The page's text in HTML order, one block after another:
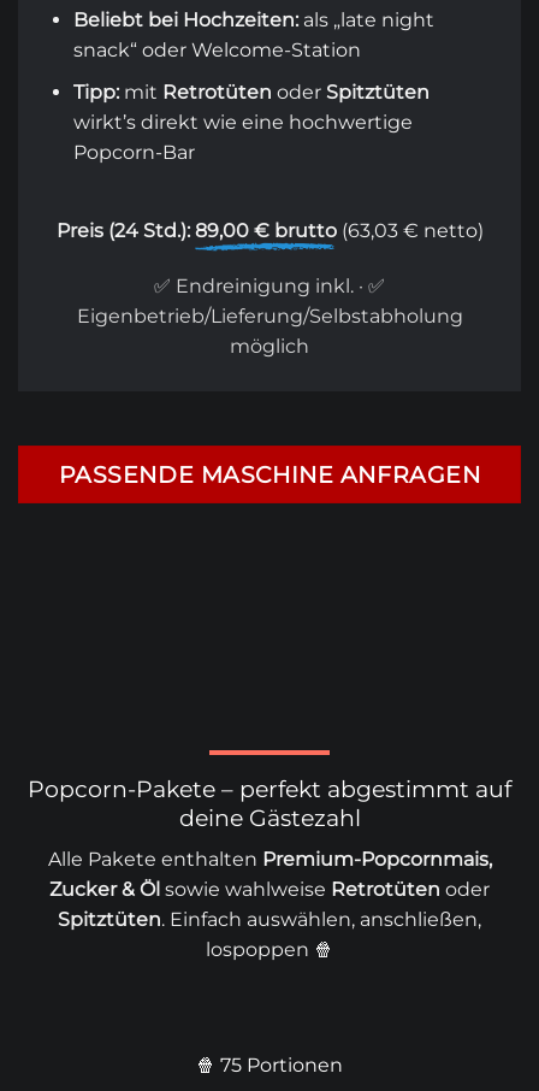
Beliebt bei Hochzeiten:als „late night
snack“ oder Welcome-Station
Tipp:mit Retrotüten oder Spitztüten
wirkt’s direkt wie eine hochwertige
Popcorn-Bar
Preis (24 Std.): 89,00 € brutto(63,03 € netto)
✅ Endreinigung inkl. · ✅
Eigenbetrieb/Lieferung/Selbstabholung
möglich
PASSENDE MASCHINE ANFRAGEN
Popcorn-Pakete – perfekt abgestimmt auf
deine Gästezahl
Alle Pakete enthalten Premium-Popcornmais,
Zucker & Öl sowie wahlweise Retrotüten oder
Spitztüten. Einfach auswählen, anschließen,
lospoppen 🍿
🍿 75 Portionen